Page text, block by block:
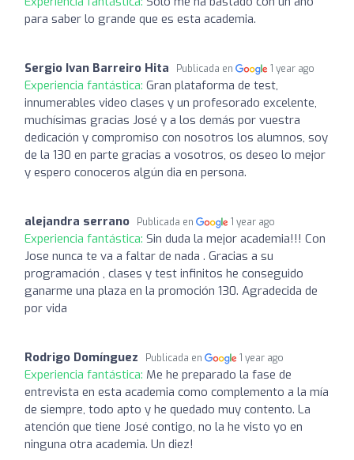
para saber lo grande que es esta academia.
Sergio Ivan Barreiro Hita Publicada en 1 year ago
Experiencia fantástica: Gran plataforma de test,
innumerables video clases y un profesorado excelente,
muchísimas gracias José y a los demás por vuestra
dedicación y compromiso con nosotros los alumnos, soy
de la 130 en parte gracias a vosotros, os deseo lo mejor
y espero conoceros algún dia en persona.
alejandra serrano Publicada en 1 year ago
Experiencia fantástica: Sin duda la mejor academia!!! Con
Jose nunca te va a faltar de nada . Gracias a su
programación , clases y test infinitos he conseguido
ganarme una plaza en la promoción 130. Agradecida de
por vida
Rodrigo Domínguez Publicada en 1 year ago
Experiencia fantástica: Me he preparado la fase de
entrevista en esta academia como complemento a la mía
de siempre, todo apto y he quedado muy contento. La
atención que tiene José contigo, no la he visto yo en
ninguna otra academia. Un diez!